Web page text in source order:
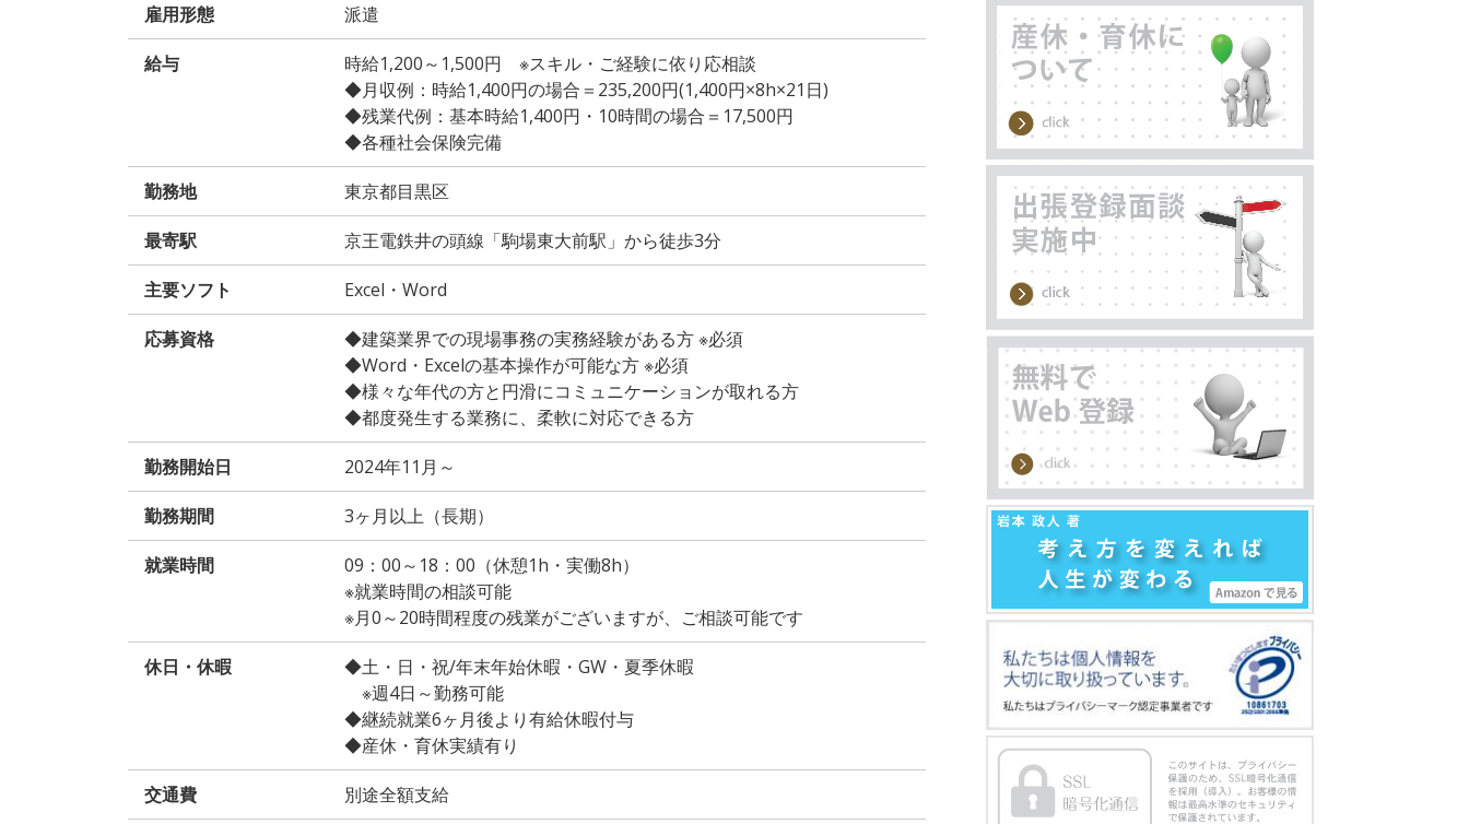
雇用形態 派遣
給与
時給1,200～1,500円 ※スキル・ご経験に依り応相談
◆月収例：時給1,400円の場合＝235,200円(1,400円×8h×21日)
◆残業代例：基本時給1,400円・10時間の場合＝17,500円
◆各種社会保険完備
勤務地 東京都目黒区
最寄駅 京王電鉄井の頭線「駒場東大前駅」から徒歩3分
主要ソフト Excel・Word
応募資格
◆建築業界での現場事務の実務経験がある方 ※必須
◆Word・Excelの基本操作が可能な方 ※必須
◆様々な年代の方と円滑にコミュニケーションが取れる方
◆都度発生する業務に、柔軟に対応できる方
勤務開始日 2024年11月～
勤務期間 3ヶ月以上（長期）
就業時間
09：00～18：00（休憩1h・実働8h）
※就業時間の相談可能
※月0～20時間程度の残業がございますが、ご相談可能です
休日・休暇
◆土・日・祝/年末年始休暇・GW・夏季休暇
※週4日～勤務可能
◆継続就業6ヶ月後より有給休暇付与
◆産休・育休実績有り
交通費 別途全額支給